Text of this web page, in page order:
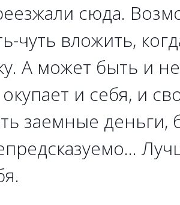
сюда.
чуть вложить,
А может быть и
и себя, и
заемные деньги,